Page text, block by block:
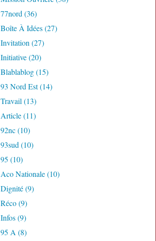
77nord (36)
Boîte À Idées(27)
Invitation (27)
Initiative(20)
Blablablog(15)
93 Nord Est(14)
Travail (13)
Article(11)
92nc(10)
93sud (10)
95 (10)
Aco Nationale(10)
Dignité(9)
Réco(9)
Infos(9)
95 A (8)